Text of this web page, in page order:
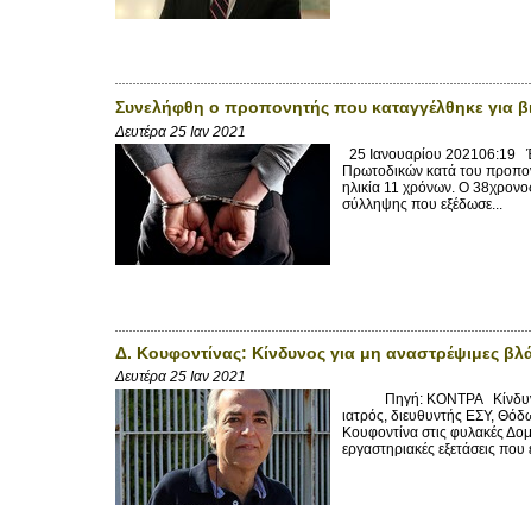
Συνελήφθη ο προπονητής που καταγγέλθηκε για
Δευτέρα 25 Ιαν 2021
25 Ιανουαρίου 202106:19
Πρωτοδικών κατά του
ηλικία 11 χρόνων. Ο
σύλληψης που εξέδωσε...
Δ. Κουφοντίνας: Κίνδυνος για μη αναστρέψιμες
Δευτέρα 25 Ιαν 2021
Πηγή: ΚΟΝΤΡΑ Κίνδυνο
ιατρός, διευθυντής ΕΣΥ,
Κουφοντίνα στις φυλακές
εργαστηριακές εξετάσεις που